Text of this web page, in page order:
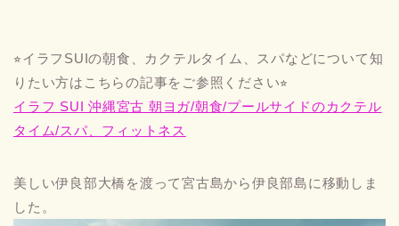
⭐︎イラフSUIの朝食、カクテルタイム、スパなどについて知
りたい方はこちらの記事をご参照ください⭐︎
イラフ SUI 沖縄宮古 朝ヨガ/朝食/プールサイドのカクテル
タイム/スパ、フィットネス
美しい伊良部大橋を渡って宮古島から伊良部島に移動しま
した。